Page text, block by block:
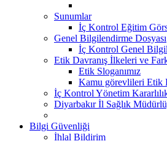
Sunumlar
İç Kontrol Eğitim
Genel Bilgilendirme Dosyası
İç Kontrol Genel
Etik Davranış İlkeleri ve
Etik Sloganımız
Kamu görevlileri Etik
İç Kontrol Yönetim
Diyarbakır İl Sağlık
Bilgi Güvenliği
İhlal Bildirim